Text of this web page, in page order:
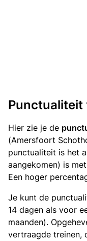
Hier zie je de
(Amersfoort
punctualiteit is het
aangekomen) is
Een hoger
Je kunt de
14 dagen als voor
maanden).
vertraagde treinen,